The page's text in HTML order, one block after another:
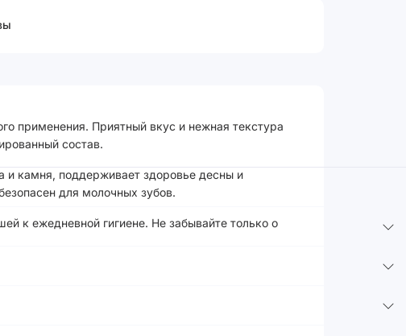
применения. Приятный вкус и нежная текстура
состав.
и камня, поддерживает здоровье десны и
для молочных зубов.
к ежедневной гигиене. Не забывайте только о